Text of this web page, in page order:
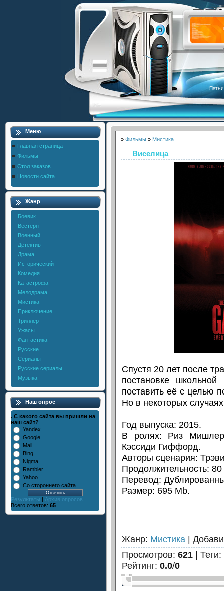
Меню
Главная страница
Фильмы
Стол заказов
Новости сайта
Жанр
Боевик
Вестерн
Военный
Детектив
Драма
Исторический
Комедия
Катастрофа
Мелодрама
Мистика
Приключение
Триллер
Ужасы
Фантастика
Русские
Сериалы
Русские сериалы
Музыка
Наш опрос
. С какого сайта вы пришли на
наш сайт?
Yandex
Google
Mail
Bing
Nigma
Rambler
Yahoo
Со стороннего сайта
Результаты | Архив опросов
Всего ответов: 65
» Фильмы » Мистика
Виселица
Спустя 20 лет после
постановке
поставить её с целью
Но в некоторых
Год выпуска: 2015.
В ролях: Риз
Кэссиди Гиффорд.
Авторы сценария:
Продолжительность: 80
Перевод:
Размер: 695 Mb.
Жанр: Мистика |
Просмотров: 621 | Теги:
Рейтинг: 0.0/0